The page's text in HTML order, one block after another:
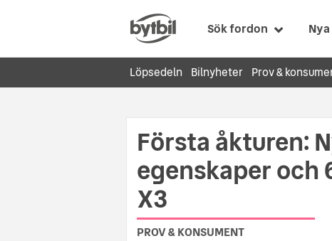
Sök fordon
Löpsedeln Bilnyheter Prov &
Första åkturen:
egenskaper och
X3
PROV & KONSUMENT